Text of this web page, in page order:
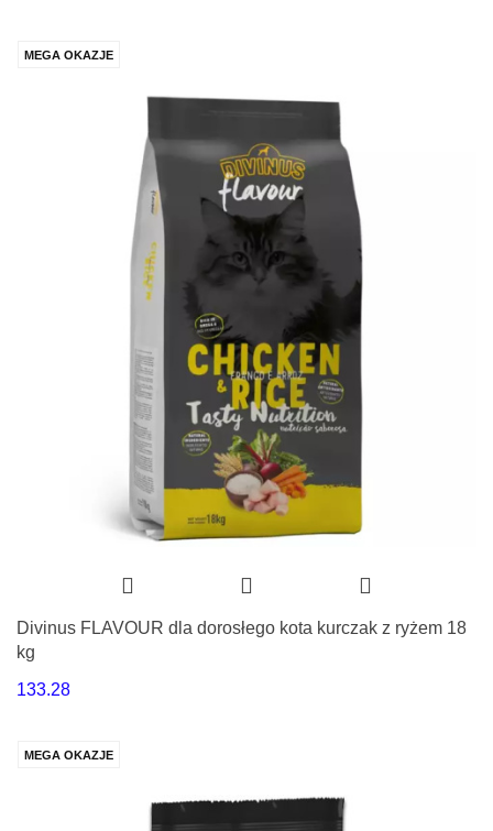
MEGA OKAZJE
Divinus FLAVOUR dla dorosłego kota kurczak z ryżem 18
kg
133.28
MEGA OKAZJE